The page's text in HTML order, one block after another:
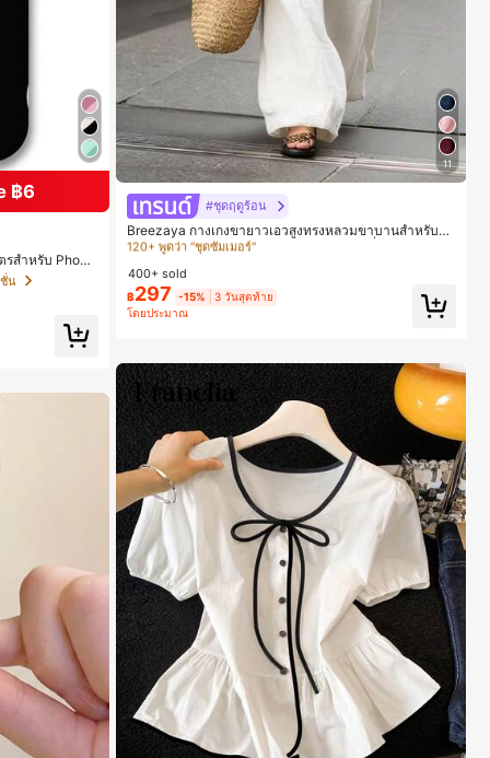
฿6
สำหรับ Phone
15 Pro M
ะน่าสนใจ, เข้
ดมคติสำหรับค
นและวันเกิดสำ
น
11
#ชุดฤดูร้อน
Breezaya กางเกงขายาวเอวสูงทรงหลวมขาบานสำหรับผู้ห
ญิง สีขาวเรียบหรูสไตล์ชิค เหมาะสำหรับใส่เที่ยวทะเล วันหยุ
ดพักผ่อนฤดูร้อน ลุคสบายๆ ใส่ได้หลายโอกาสในชีวิตประจำ
วัน
#1 ขายดี ใน เนื้อผ้า กางเกงขายาวลำลองผ้า
120+ พูดว่า "ชุดซัมเมอร์"
#1 ขายดี ใน เนื้อผ้า กางเกงขายาวลำลองผ้า
120+ พูดว่า "ชุดซัมเมอร์"
#1 ขายดี ใน เนื้อผ้า กางเกงขายาวลำลองผ้า
120+ พูดว่า "ชุดซัมเมอร์"
#1 ขายดี
ใน เนื้อผ้า กางเกงขายาวลำลองผ้า
400+ sold
฿297 -15%
3 วันสุดท้าย
โดยประมาณ